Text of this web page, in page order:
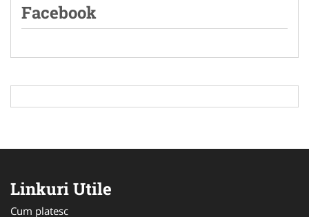
Facebook
Linkuri Utile
Cum platesc